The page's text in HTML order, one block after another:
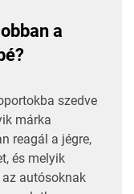
a
szedve
márka
reagál a jégre,
és melyik
autósoknak